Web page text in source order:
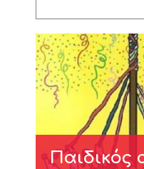
Παιδικός